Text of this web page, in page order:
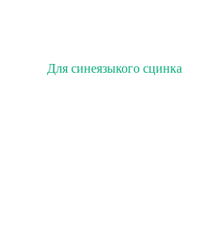
Для синеязыкого сцинка